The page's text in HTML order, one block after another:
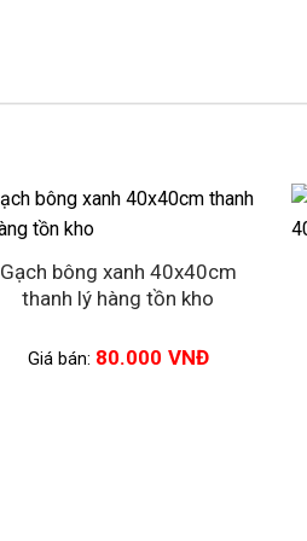
Gạch bông xanh 40x40cm
thanh lý hàng tồn kho
Giá bán: 80.000 VNĐ